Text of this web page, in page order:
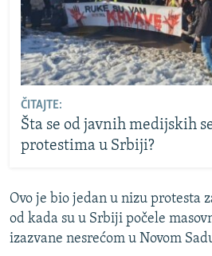
ČITAJTE:
Šta se od javnih medijskih
protestima u Srbiji?
Ovo je bio jedan u nizu protesta
od kada su u Srbiji počele
izazvane nesrećom u Novom